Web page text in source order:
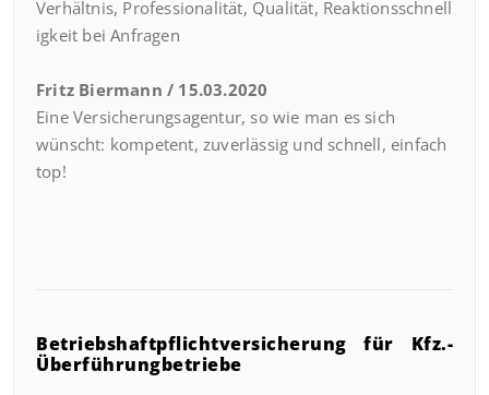
Verhältnis, Professionalität, Qualität, Reaktionsschnell
igkeit bei Anfragen
Fritz Biermann / 15.03.2020
Eine Versicherungsagentur, so wie man es sich
wünscht: kompetent, zuverlässig und schnell, einfach
top!
Betriebshaftpflichtversicherungfür Kfz.-
Überführungbetriebe